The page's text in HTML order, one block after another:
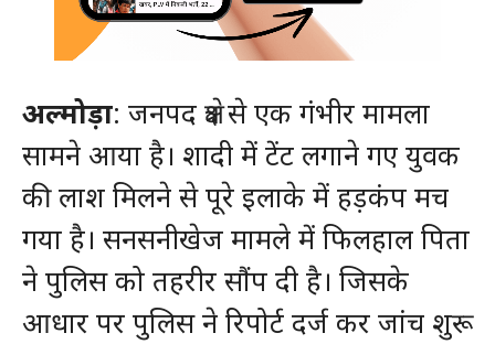
अल्मोड़ा: जनपद क्षेत्र से एक गंभीर मामला
सामने आया है। शादी में टेंट लगाने गए युवक
की लाश मिलने से पूरे इलाके में हड़कंप मच
गया है। सनसनीखेज मामले में फिलहाल पिता
ने पुलिस को तहरीर सौंप दी है। जिसके
आधार पर पुलिस ने रिपोर्ट दर्ज कर जांच शुरू